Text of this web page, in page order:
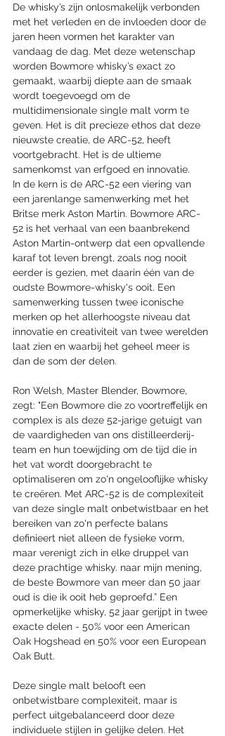
De whisky’s zijn onlosmakelijk verbonden
met het verleden en de invloeden door de
jaren heen vormen het karakter van
vandaag de dag. Met deze wetenschap
worden Bowmore whisky’s exact zo
gemaakt, waarbij diepte aan de smaak
wordt toegevoegd om de
multidimensionale single malt vorm te
geven. Het is dit precieze ethos dat deze
nieuwste creatie, de ARC-52, heeft
voortgebracht. Het is de ultieme
samenkomst van erfgoed en innovatie.
In de kern is de ARC-52 een viering van
een jarenlange samenwerking met het
Britse merk Aston Martin. Bowmore ARC-
52 is het verhaal van een baanbrekend
Aston Martin-ontwerp dat een opvallende
karaf tot leven brengt, zoals nog nooit
eerder is gezien, met daarin één van de
oudste Bowmore-whisky's ooit. Een
samenwerking tussen twee iconische
merken op het allerhoogste niveau dat
innovatie en creativiteit van twee werelden
laat zien en waarbij het geheel meer is
dan de som der delen.
Ron Welsh, Master Blender, Bowmore,
zegt: "Een Bowmore die zo voortreffelijk en
complex is als deze 52-jarige getuigt van
de vaardigheden van ons distilleerderij-
team en hun toewijding om de tijd die in
het vat wordt doorgebracht te
optimaliseren om zo'n ongelooflijke whisky
te creëren. Met ARC-52 is de complexiteit
van deze single malt onbetwistbaar en het
bereiken van zo'n perfecte balans
definieert niet alleen de fysieke vorm,
maar verenigt zich in elke druppel van
deze prachtige whisky. naar mijn mening,
de beste Bowmore van meer dan 50 jaar
oud is die ik ooit heb geproefd.” Een
opmerkelijke whisky, 52 jaar gerijpt in twee
exacte delen - 50% voor een American
Oak Hogshead en 50% voor een European
Oak Butt.
Deze single malt belooft een
onbetwistbare complexiteit, maar is
perfect uitgebalanceerd door deze
individuele stijlen in gelijke delen. Het